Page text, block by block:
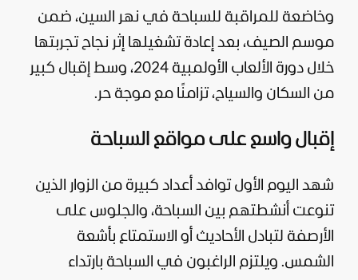
وخاضعة للمراقبة للسباحة في نهر السين، ضمن
موسم الصيف، بعد إعادة تشغيلها إثر نجاح تجربتها
خلال دورة الألعاب الأولمبية 2024، وسط إقبال كبير
من السكان والسياح، تزامنًا مع موجة حر.
إقبال واسع على مواقع السباحة
شهد اليوم الأول توافد أعداد كبيرة من الزوار الذين
تنوعت أنشطتهم بين السباحة، والجلوس على
الأرصفة لتبادل الأحاديث أو الاستمتاع بأشعة
الشمس. ويلتزم الراغبون في السباحة بارتداء